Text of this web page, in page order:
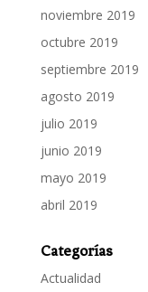
noviembre 2019
octubre 2019
septiembre 2019
agosto 2019
julio 2019
junio 2019
mayo 2019
abril 2019
Categorías
Actualidad